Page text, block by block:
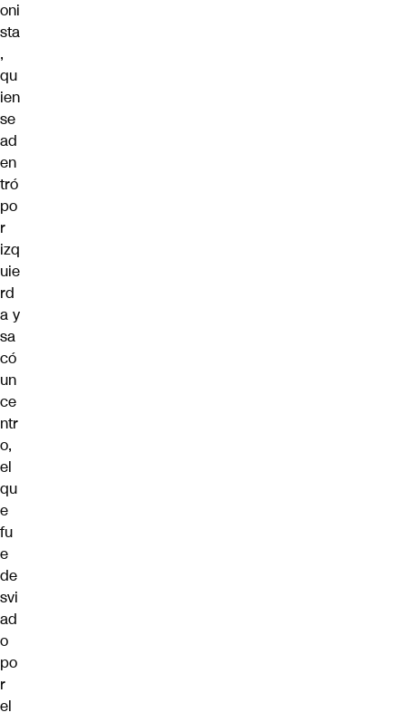
oni
sta
,
qu
ien
se
ad
en
tró
po
r
izq
uie
rd
a y
sa
có
un
ce
ntr
o,
el
qu
e
fu
e
de
svi
ad
o
po
r
el